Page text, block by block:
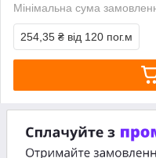
Мінімальна сума
254,35 ₴ від 120 пог.м